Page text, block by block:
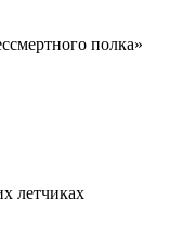
полка»
летчиках